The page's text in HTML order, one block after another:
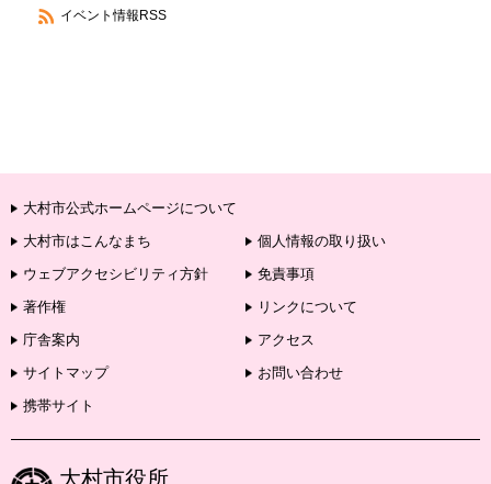
イベント情報RSS
大村市公式ホームページについて
大村市はこんなまち
個人情報の取り扱い
ウェブアクセシビリティ方針
免責事項
著作権
リンクについて
庁舎案内
アクセス
サイトマップ
お問い合わせ
携帯サイト
大村市役所